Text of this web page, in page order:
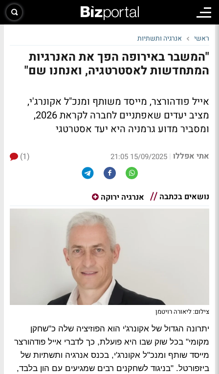
ראשי אנרגיה ותשתיות
"המשבר באירופה הפך את האנרגיות
המתחדשות לאסטרטגיה, ואנחנו שם"
אייל פודהורצר, מייסד משותף ומנכ"ל אקונרג'י,
מציב יעדים שאפתניים לחברה לקראת 2026,
ומסביר מדוע גרמניה היא יעד אסטרטגי
אתי אפללו |
15/09/2025 21:05
(1)
נושאים בכתבה אנרגיה ירוקה
צילום: ליאורה רויטמן
יתרונה הגדול של אקונרג'י הוא הפוזיציה שלה כ"שחקן
מקומי" בכל שוק שבו היא פועלת, כך לדברי אייל פודהורצר
מייסד שותף ומנכ"ל אקונרג'י, בכנס אנרגיה ותשתיות של
ביזפורטל. "בניגוד לשחקנים רבים שמגיעים עם הון בלבד,